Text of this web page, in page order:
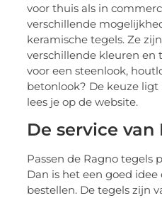
voor thuis als in
verschillende
keramische tegels. Ze
verschillende kleuren en
voor een steenlook,
betonlook? De keuze
lees je op de website.
De service
Passen de Ragno tegels
Dan is het een goed
bestellen. De tegels zijn